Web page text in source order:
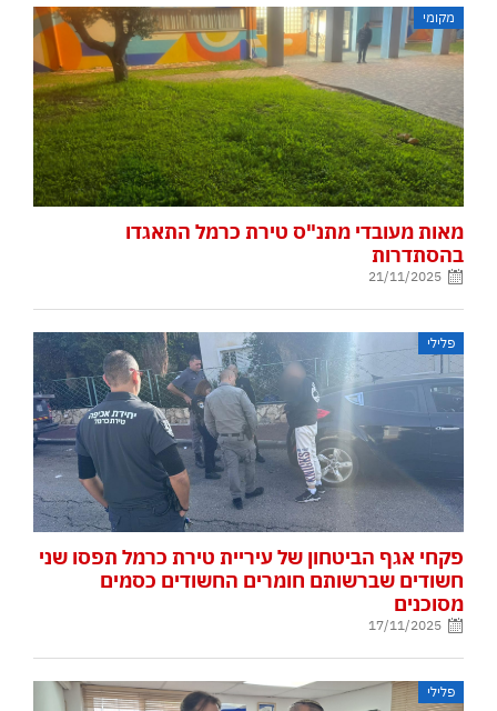
מקומי
מאות מעובדי מתנ"ס טירת כרמל התאגדו
בהסתדרות
21/11/2025
פלילי
פקחי אגף הביטחון של עיריית טירת כרמל תפסו שני
חשודים שברשותם חומרים החשודים כסמים
מסוכנים
17/11/2025
פלילי